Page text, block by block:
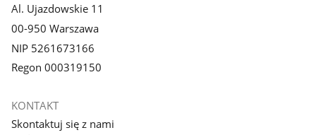
Al. Ujazdowskie 11
00-950 Warszawa
NIP 5261673166
Regon 000319150
KONTAKT
Skontaktuj się z nami